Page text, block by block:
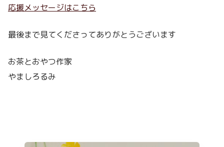
応援メッセージはこちら
最後まで見てくださってありがとうございます
お茶とおやつ作家
やましろるみ